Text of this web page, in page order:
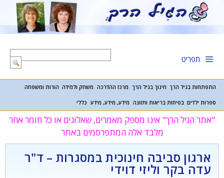
לתוכן
תפריט
התפתחות בגיל הרך חינוך בגיל הרך מרכז ההדרכה משחק ולמידה הורות ומשפחה
ספרות ילדים בטיחות בריאות ותזונה מידע, מידע, מידע כללי
"אתר הגיל הרך" אינו מספק מאמרים, שאלונים או כל חומר אחר
מלבד אלה המתפרסמים באתר
ארגון סביבה חינוכית במסגרות – ד"ר
עדה בקר וליזי דוידי